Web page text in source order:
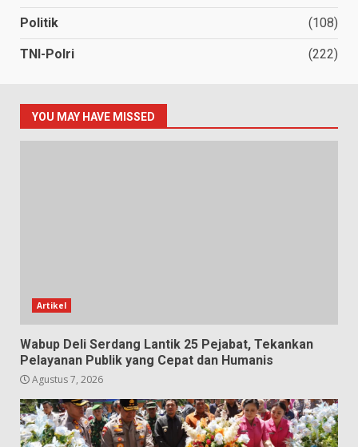
Politik (108)
TNI-Polri (222)
YOU MAY HAVE MISSED
Artikel
Wabup Deli Serdang Lantik 25 Pejabat, Tekankan
Pelayanan Publik yang Cepat dan Humanis
Agustus 7, 2026